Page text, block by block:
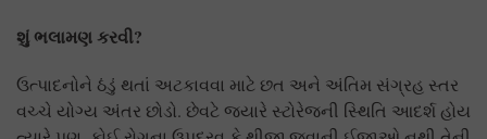
શું ભલામણ કરવી?
ઉત્પાદનોને ઠંડું થતાં અટકાવવા માટે છત અને અંતિમ સંગ્રહ સ્તર
વચ્ચે યોગ્ય અંતર છોડો. છેવટે જ્યારે સ્ટોરેજની સ્થિતિ આદર્શ હોય